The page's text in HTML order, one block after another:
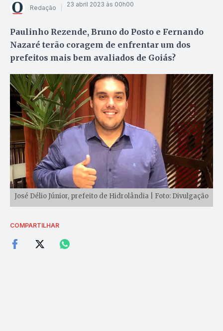
Redação 23 abril 2023 às 00h00
Paulinho Rezende, Bruno do Posto e Fernando
Nazaré terão coragem de enfrentar um dos
prefeitos mais bem avaliados de Goiás?
José Délio Júnior, prefeito de Hidrolândia | Foto: Divulgação
COMPARTILHAR